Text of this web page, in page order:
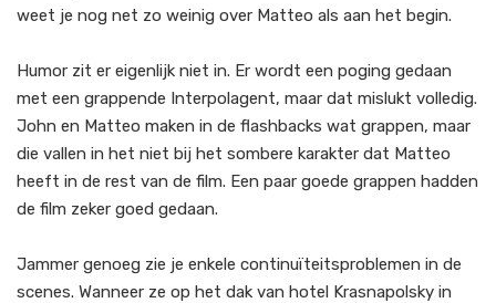
weet je nog net zo weinig over Matteo als aan het begin.
Humor zit er eigenlijk niet in. Er wordt een poging gedaan
met een grappende Interpolagent, maar dat mislukt volledig.
John en Matteo maken in de flashbacks wat grappen, maar
die vallen in het niet bij het sombere karakter dat Matteo
heeft in de rest van de film. Een paar goede grappen hadden
de film zeker goed gedaan.
Jammer genoeg zie je enkele continuïteitsproblemen in de
scenes. Wanneer ze op het dak van hotel Krasnapolsky in